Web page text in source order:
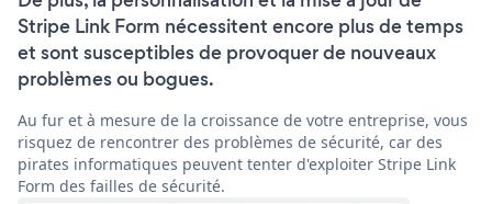
Stripe Link Form nécessitent encore plus de temps
et sont susceptibles de provoquer de nouveaux
problèmes ou bogues.
Au fur et à mesure de la croissance de votre entreprise, vous
risquez de rencontrer des problèmes de sécurité, car des
pirates informatiques peuvent tenter d'exploiter Stripe Link
Form des failles de sécurité.